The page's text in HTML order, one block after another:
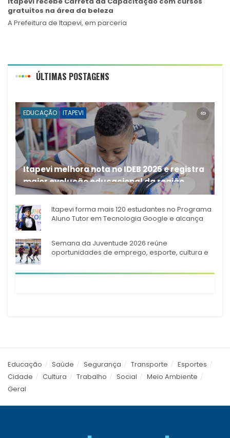
gratuitos na área da beleza
A Prefeitura de Itapevi, em parceria
ÚLTIMAS POSTAGENS
EDUCAÇÃO ITAPEVI
Itapevi melhora nota no IDEB 2025 e registra
maior evolução educacional da região
A rede municipal de ensino
Itapevi forma mais 120 estudantes no Programa
Aluno Tutor em Tecnologia Google e alcança
Semana da Juventude 2026 reúne
oportunidades de emprego, esporte, cultura e
Educação Saúde Segurança Transporte
Esportes
Cidade
Cultura Trabalho Social
Meio Ambiente
Geral